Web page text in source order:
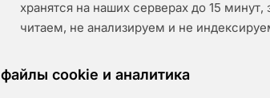
хранятся на наших серверах до 15
читаем, не анализируем и не
файлы cookie и аналитика